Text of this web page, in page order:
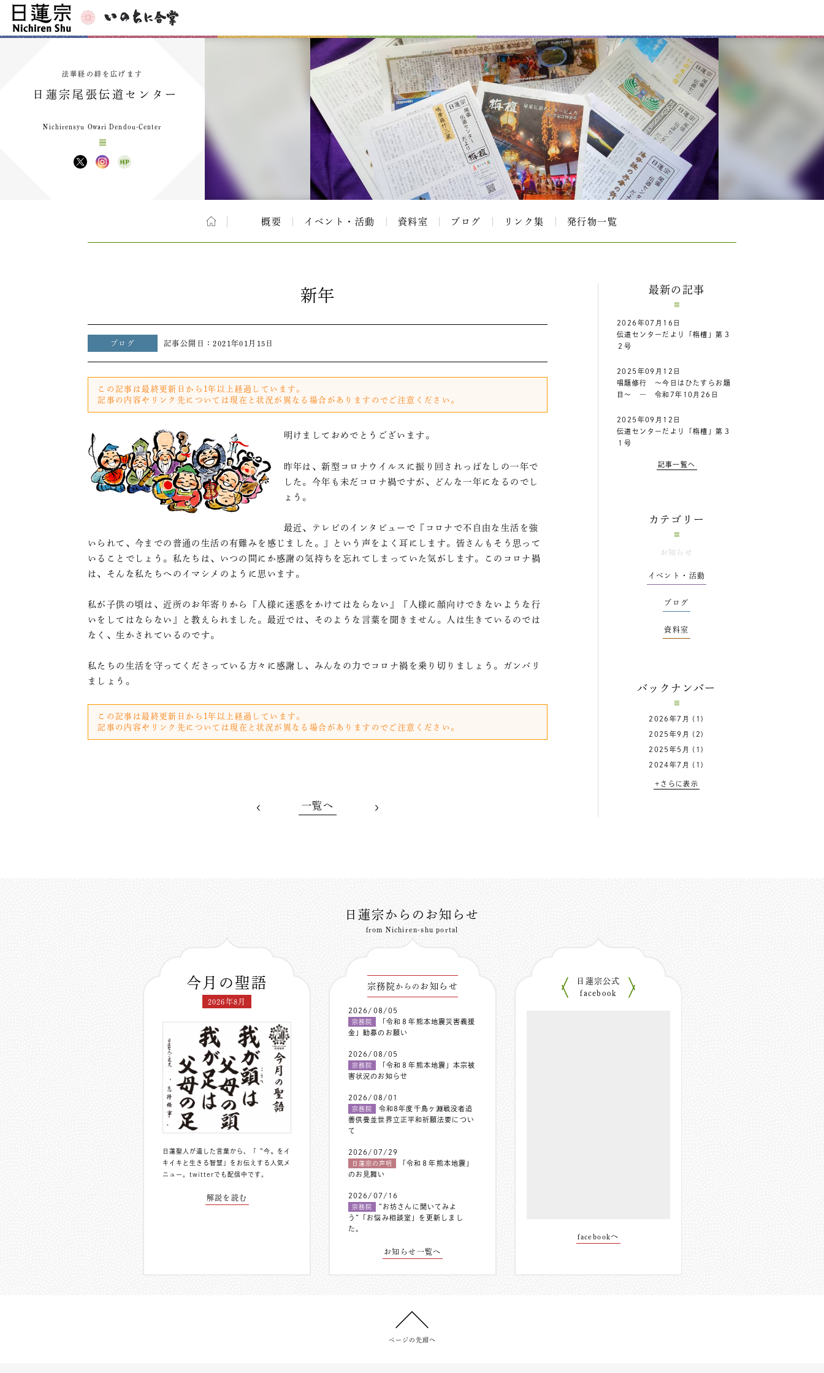
法華経の絆を広げます
日蓮宗尾張伝道センター
Nichirensyu Owari Dendou-Center
概要 イベント・活動 資料室 ブログ リンク集 発行物一覧
新年
ブログ 記事公開日：2021年01月15日
この記事は最終更新日から1年以上経過しています。
記事の内容やリンク先については現在と状況が異なる場合がありますのでご注意ください。
明けましておめでとうございます。
昨年は、新型コロナウイルスに振り回されっぱなしの一年で
した。今年も未だコロナ禍ですが、どんな一年になるのでし
ょう。
最近、テレビのインタビューで『コロナで不自由な生活を強
いられて、今までの普通の生活の有難みを感じました。』という声をよく耳にします。皆さんもそう思って
いることでしょう。私たちは、いつの間にか感謝の気持ちを忘れてしまっていた気がします。このコロナ禍
は、そんな私たちへのイマシメのように思います。
私が子供の頃は、近所のお年寄りから『人様に迷惑をかけてはならない』『人様に顔向けできないような行
いをしてはならない』と教えられました。最近では、そのような言葉を聞きません。人は生きているのでは
なく、生かされているのです。
私たちの生活を守ってくださっている方々に感謝し、みんなの力でコロナ禍を乗り切りましょう。ガンバリ
ましょう。
この記事は最終更新日から1年以上経過しています。
記事の内容やリンク先については現在と状況が異なる場合がありますのでご注意ください。
一覧へ
最新の記事
2026年07月16日
伝道センターだより「栴檀」第３
２号
2025年09月12日
唱題修行 ～今日はひたすらお題
目～ ― 令和7年10月26日
2025年09月12日
伝道センターだより「栴檀」第３
１号
記事一覧へ
カテゴリー
お知らせ
イベント・活動
ブログ
資料室
バックナンバー
2026年7月 (1)
2025年9月 (2)
2025年5月 (1)
2024年7月 (1)
+さらに表示
日蓮宗からのお知らせ
from Nichiren-shu portal
今月の聖語
2026年8月
日蓮聖人が遺した言葉から、「〝今〟をイ
キイキと生きる智慧」をお伝えする人気メ
ニュー。 twitterでも配信中 です。
解説を読む
宗務院からの お知らせ
2026/08/05
宗務院
「令和８年熊本地震災害義援
金」勧募のお願い
2026/08/05
宗務院
「令和８年熊本地震」本宗被
害状況のお知らせ
2026/08/01
宗務院
令和8年度千鳥ヶ淵戦没者追
善供養並世界立正平和祈願法要につい
て
2026/07/29
日蓮宗の声明
「令和８年熊本地震」
のお見舞い
2026/07/16
宗務院
”お坊さんに聞いてみよ
う”「お悩み相談室」を更新しまし
た。
お知らせ一覧へ
日蓮宗公式
facebook
facebookへ
ページの先頭へ